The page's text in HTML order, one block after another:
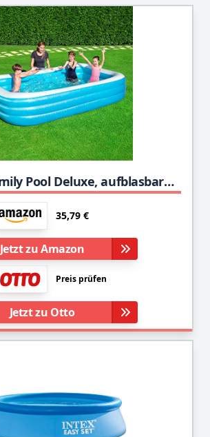
Bestway Family Pool Deluxe, aufblasbares Kinder-Planschbecken 305 x 183 x 56 cm
35,79 €
Jetzt zu Amazon
Preis prüfen
Jetzt zu Otto